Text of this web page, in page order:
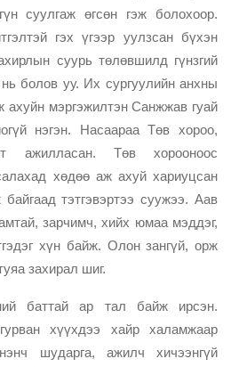
суулгаж өгсөн гэж болохоор.
гэх үгээр уулзсан бүхэн
суурь төлөвшилд гүнзгий
болов уу. Их сургуулийн анхны
ахуйн мэргэжилтэн Санжжав гуай
нэгэн. Насаараа Төв хороо,
ажилласан. Төв хорооноос
хөдөө аж ахуй хариуцсан
тэтгэвэртээ суужээ. Аав
зарчимч, хийх юмаа мэддэг,
хүн байж. Олон зангүй, орж
захирал шиг.
баттай ар тал байж ирсэн.
хүүхдээ хайр халамжаар
шударга, ажилч хичээнгүй